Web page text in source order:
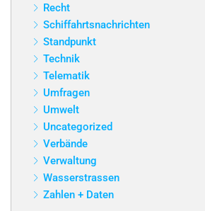
Recht
Schiffahrtsnachrichten
Standpunkt
Technik
Telematik
Umfragen
Umwelt
Uncategorized
Verbände
Verwaltung
Wasserstrassen
Zahlen + Daten